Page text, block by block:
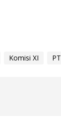
Komisi XI